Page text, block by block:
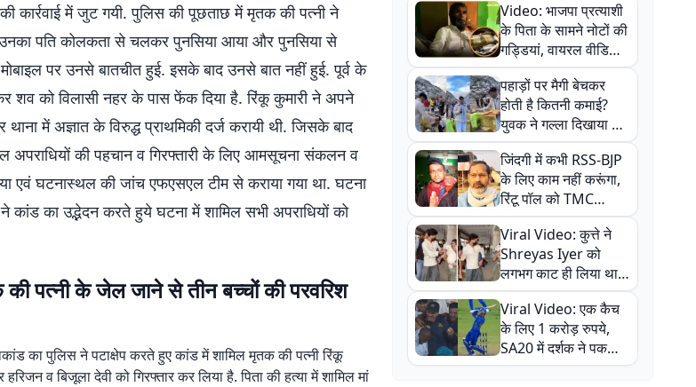
कार्रवाई में जुट गयी. पुलिस की पूछताछ में मृतक की पत्नी ने
पति कोलकता से चलकर पुनसिया आया और पुनसिया से
पर उनसे बातचीत हुई. इसके बाद उनसे बात नहीं हुई. पूर्व के
शव को विलासी नहर के पास फेंक दिया है. रिंकू कुमारी ने अपने
में अज्ञात के विरुद्ध प्राथमिकी दर्ज करायी थी. जिसके बाद
अपराधियों की पहचान व गिरफ्तारी के लिए आमसूचना संकलन व
एवं घटनास्थल की जांच एफएसएल टीम से कराया गया था. घटना
का उद्भेदन करते हुये घटना में शामिल सभी अपराधियों को
की पत्नी के जेल जाने से तीन बच्चों की परवरिश
का पुलिस ने पटाक्षेप करते हुए कांड में शामिल मृतक की पत्नी रिंकू
हरिजन व बिजूला देवी को गिरफ्तार कर लिया है. पिता की हत्या में शामिल मां
Video: भाजपा प्रत्याशी
के पिता के सामने नोटों की
गड्डियां, वायरल वीडियो
से राजनीति में उबाल,
अजित महतो बोले- TMC
की गंदी चाल
पहाड़ों पर मैगी बेचकर
होती है कितनी कमाई?
युवक ने गल्ला दिखाया तो
नौकरी वालों के खड़े हो गए
कान
जिंदगी में कभी RSS-BJP
के लिए काम नहीं करूंगा,
रिंटू पॉल को TMC
ऑफिस में ले जाकर पीटा,
Video वायरल
Viral Video: कुत्ते ने
Shreyas Iyer को
लगभग काट ही लिया था,
न्यूजीलैंड सीरीज से पहले
बाल-बाल बचे
Viral Video: एक कैच
के लिए 1 करोड़ रुपये,
SA20 में दर्शक ने पकड़ा
एक हाथ से गजब का कैच